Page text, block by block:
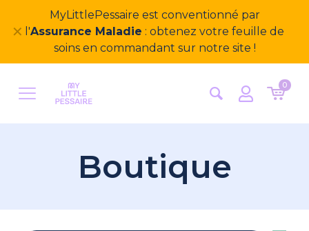
Bienvenue sur notre nouveau site
MyLittlePessaire ! Nous avons hâte d'avoir vos
retours
✕
0
Boutique